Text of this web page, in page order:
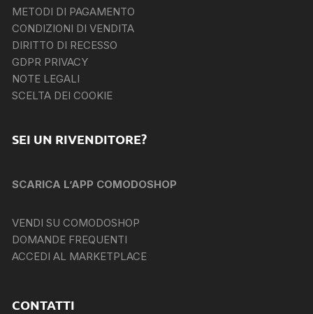
METODI DI PAGAMENTO
CONDIZIONI DI VENDITA
DIRITTO DI RECESSO
GDPR PRIVACY
NOTE LEGALI
SCELTA DEI COOKIE
SEI UN RIVENDITORE?
SCARICA L’APP COMODOSHOP
VENDI SU COMODOSHOP
DOMANDE FREQUENTI
ACCEDI AL MARKETPLACE
CONTATTI